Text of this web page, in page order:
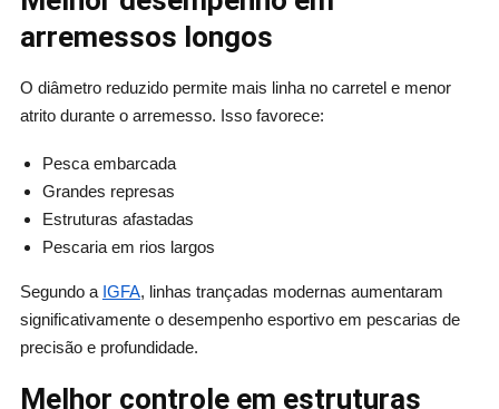
arremessos longos
O diâmetro reduzido permite mais linha no carretel e menor
atrito durante o arremesso. Isso favorece:
Pesca embarcada
Grandes represas
Estruturas afastadas
Pescaria em rios largos
Segundo a IGFA, linhas trançadas modernas aumentaram
significativamente o desempenho esportivo em pescarias de
precisão e profundidade.
Melhor controle em estruturas